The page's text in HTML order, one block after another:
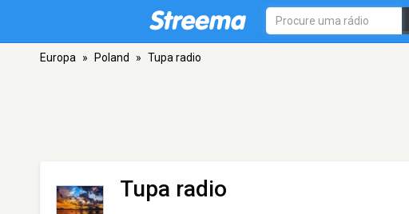
Europa » Poland » Tupa radio
Tupa radio